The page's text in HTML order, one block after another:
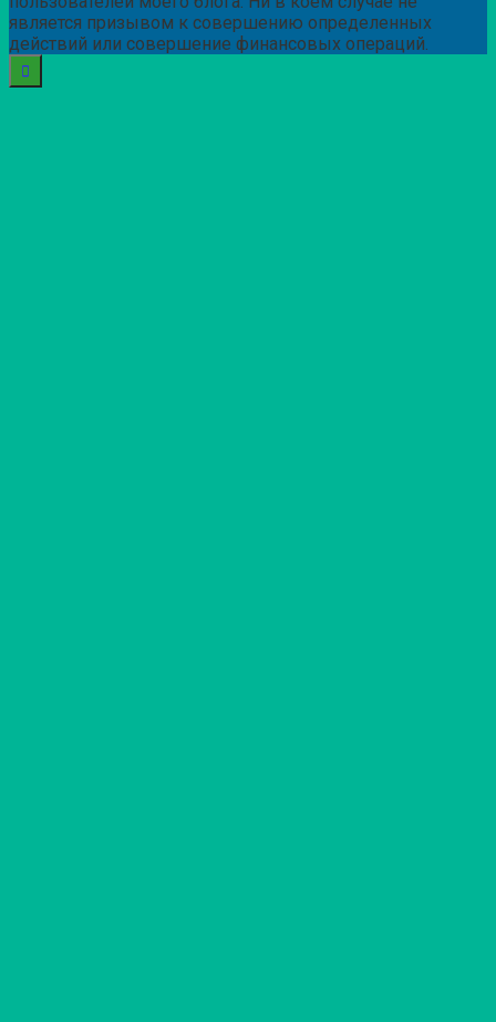
является призывом к совершению определенных
действий или совершение финансовых операций.